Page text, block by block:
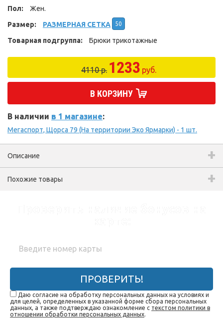
Пол:
Жен.
Размер:
РАЗМЕРНАЯ СЕТКА 50
Товарная подгруппа: Брюки трикотажные
4110 р. 1233 руб.
В КОРЗИНУ
В наличии в 1 магазине:
Мегаспорт, Щорса 79 (На территории Эко Ярмарки) - 1 шт.
Описание
Похожие товары
ПРОВЕРИТЬ!
Даю согласие на обработку персональных данных на условиях и
для целей, определенных в указанной форме сбора персональных
данных, а также подтверждаю ознакомление с текстом политики в
отношении обработки персональных данных.